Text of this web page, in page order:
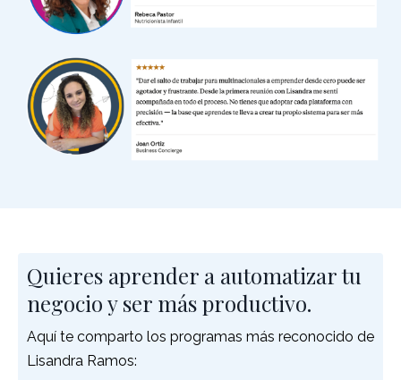
Quieres aprender a automatizar tu
negocio y ser más productivo.
Aquí te comparto los programas más reconocido de
Lisandra Ramos: